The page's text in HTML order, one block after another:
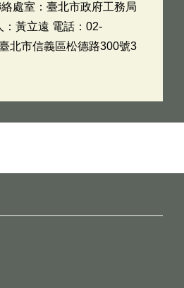
處室：臺北市政府工務局
：黃立遠 電話：02-
北市信義區松德路300號3